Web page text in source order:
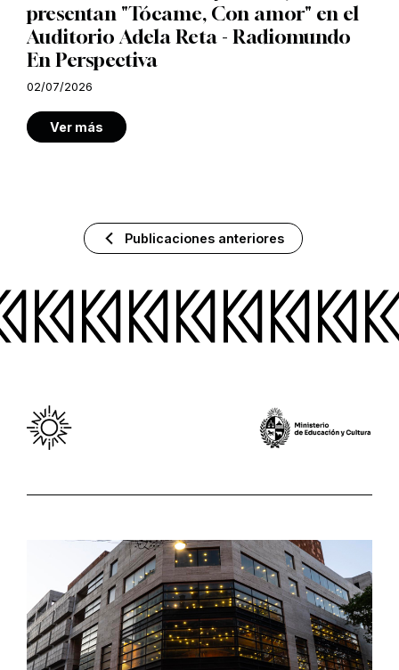
presentan "Tócame, Con amor" en el
Auditorio Adela Reta - Radiomundo
En Perspectiva
02/07/2026
Ver más
Publicaciones anteriores